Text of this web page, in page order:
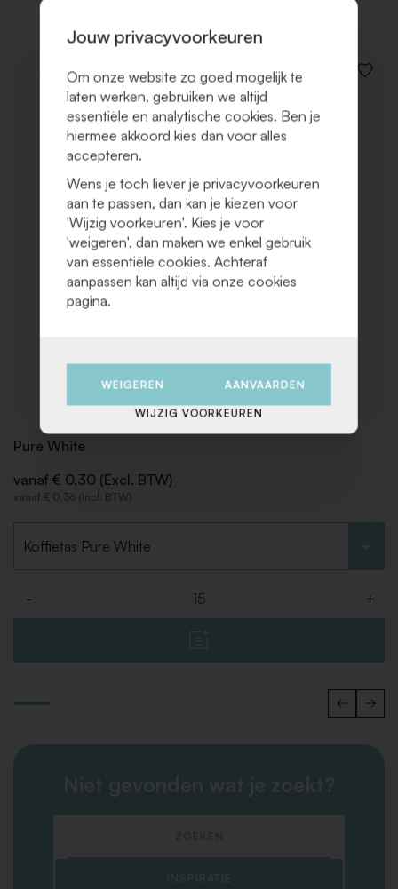
VOEG
Pure White
vanaf € 0,30 (Excl. BTW)
vanaf € 0,36 (Incl. BTW)
- +
Niet gevonden wat je zoekt?
ZOEKEN
INSPIRATIE
Jouw privacyvoorkeuren
Om onze website zo goed mogelijk te
laten werken, gebruiken we altijd
essentiële en analytische cookies. Ben je
hiermee akkoord kies dan voor alles
accepteren.
Wens je toch liever je privacyvoorkeuren
aan te passen, dan kan je kiezen voor
'Wijzig voorkeuren'. Kies je voor
'weigeren', dan maken we enkel gebruik
van essentiële cookies. Achteraf
aanpassen kan altijd via onze cookies
pagina.
WEIGEREN AANVAARDEN
WIJZIG VOORKEUREN